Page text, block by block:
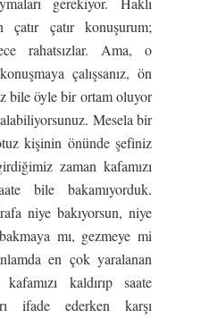
çatır konuşurum;
rahatsızlar. Ama, o
çalışsanız, ön
bile öyle bir ortam oluyor
Mesela bir
kişinin önünde şefiniz
zaman kafamızı
bile bakamıyorduk.
niye bakıyorsun, niye
mı, gezmeye mi
en çok yaralanan
kaldırıp saate
ifade ederken karşı